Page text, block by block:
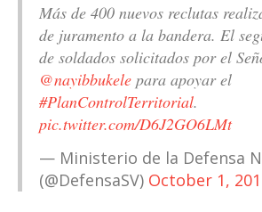
Más de 400 nuevos reclutas
de juramento a la bandera. El
de soldados solicitados por el
@nayibbukele para apoyar el
#PlanControlTerritorial.
pic.twitter.com/D6J2GO6LMt
— Ministerio de la Defensa
(@DefensaSV) October 1,